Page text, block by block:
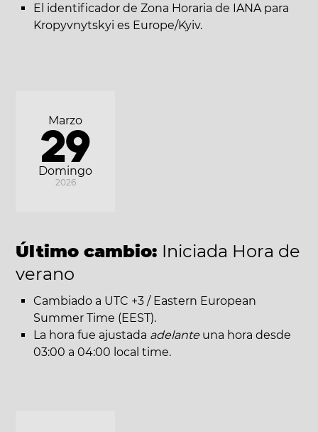
El identificador de Zona Horaria de IANA para
Kropyvnytskyi es Europe/Kyiv.
Domingo
Marzo
29
2026
Último cambio: Iniciada Hora de
verano
Cambiado a UTC +3 / Eastern European
Summer Time (EEST).
La hora fue ajustada adelante una hora desde
03:00 a 04:00 local time.